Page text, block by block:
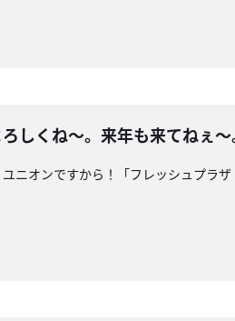
しくね〜。来年も来てねぇ〜
ニオンですから！「フレッシュプラ